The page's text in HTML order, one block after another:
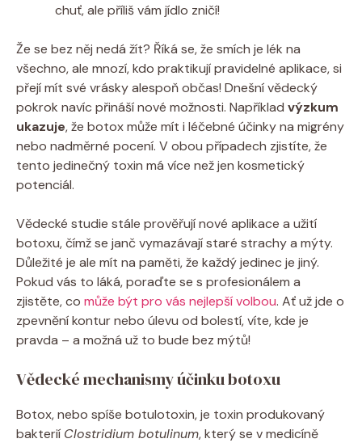
chuť, ale příliš vám jídlo zničí!
Že se bez něj nedá žít? Říká se, že smích je lék na
všechno, ale mnozí, kdo praktikují pravidelné aplikace, si
přejí mít své vrásky alespoň občas! Dnešní vědecký
pokrok navíc přináší nové možnosti. Například výzkum
ukazuje, že botox může mít i léčebné účinky na migrény
nebo nadměrné pocení. V obou případech zjistíte, že
tento jedinečný toxin má více než jen kosmetický
potenciál.
Vědecké studie stále prověřují nové aplikace a užití
botoxu, čímž se janč vymazávají staré strachy a mýty.
Důležité je ale mít na paměti, že každý jedinec je jiný.
Pokud vás to láká, poraďte se s profesionálem a
zjistěte, co může být pro vás nejlepší volbou. Ať už jde o
zpevnění kontur nebo úlevu od bolestí, víte, kde je
pravda – a možná už to bude bez mýtů!
Vědecké mechanismy účinku botoxu
Botox, nebo spíše botulotoxin, je toxin produkovaný
bakterií Clostridium botulinum, který se v medicíně